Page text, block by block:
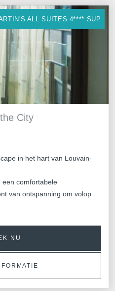
City
ALL SUITES 4**** SUP
in het hart van Louvain-
een comfortabele
van ontspanning om volop
NU